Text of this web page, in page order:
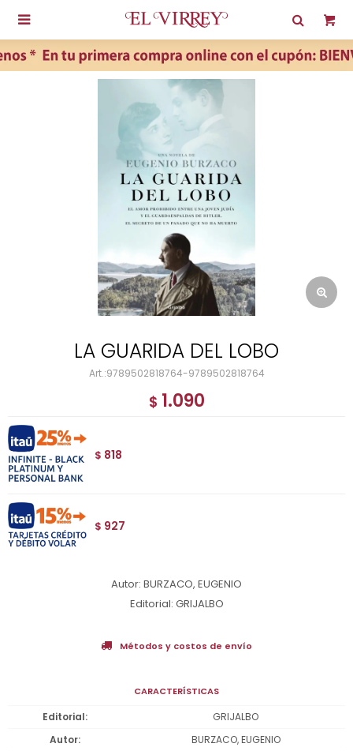

LA GUARIDA DEL LOBO
9789502818764-9789502818764
$ 1.090
$ 818
$ 927
Autor: BURZACO, EUGENIO
Editorial: GRIJALBO
Métodos y costos de envío
CARACTERÍSTICAS
Editorial
GRIJALBO
Autor
BURZACO, EUGENIO